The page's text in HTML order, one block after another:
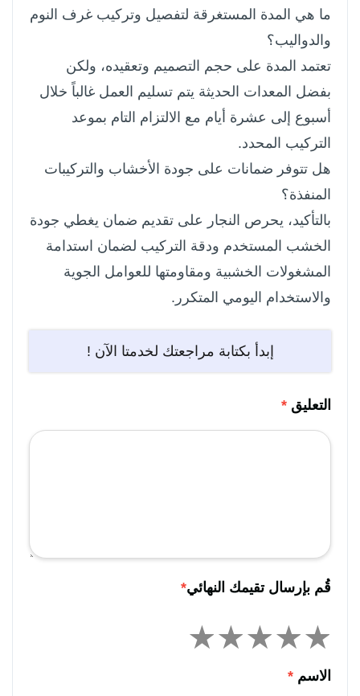
ما هي المدة المستغرقة لتفصيل وتركيب غرف النوم
والدواليب؟
تعتمد المدة على حجم التصميم وتعقيده، ولكن
بفضل المعدات الحديثة يتم تسليم العمل غالباً خلال
أسبوع إلى عشرة أيام مع الالتزام التام بموعد
التركيب المحدد.
هل تتوفر ضمانات على جودة الأخشاب والتركيبات
المنفذة؟
بالتأكيد، يحرص النجار على تقديم ضمان يغطي جودة
الخشب المستخدم ودقة التركيب لضمان استدامة
المشغولات الخشبية ومقاومتها للعوامل الجوية
والاستخدام اليومي المتكرر.
إبدأ بكتابة مراجعتك لخدمتا الآن !
التعليق *
قُم بإرسال تقيمك النهائي*
الاسم *